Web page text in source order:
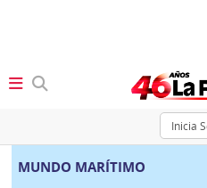
Inicia
SECCIONES
MUNDO MARÍTIMO